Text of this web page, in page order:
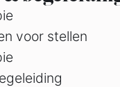
voor stellen